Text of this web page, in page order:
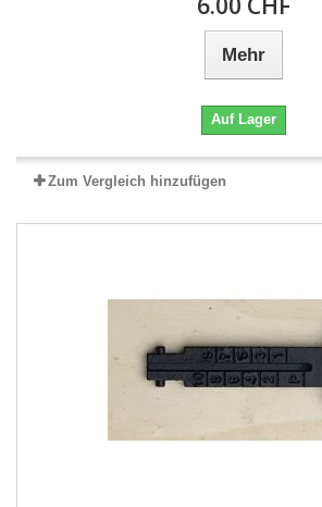
Mehr
Auf Lager
Zum Vergleich hinzufügen